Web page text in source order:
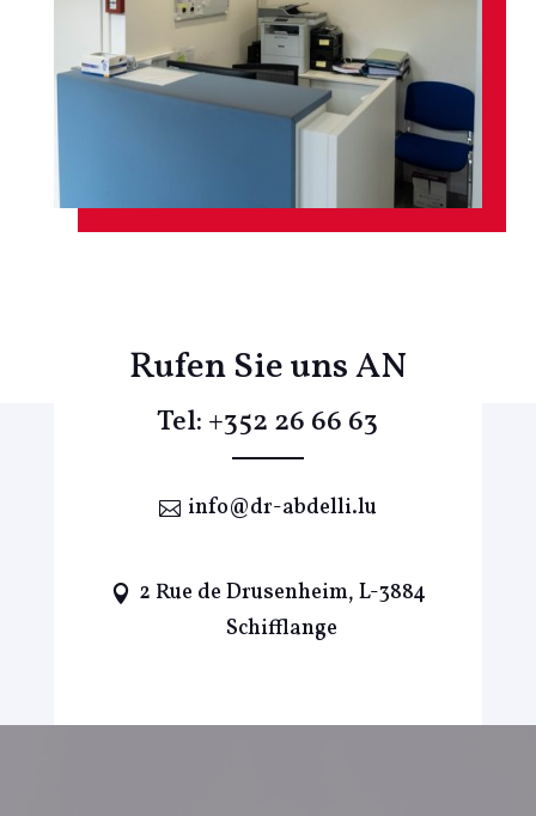
Rufen Sie uns AN
Tel: +352 26 66 63
info@dr-abdelli.lu
2 Rue de Drusenheim, L-3884
Schifflange